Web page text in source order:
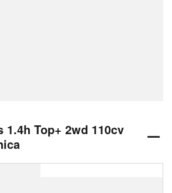
1.4h Top+ 2wd 110cv